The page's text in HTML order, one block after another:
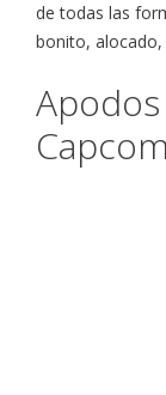
de todas las
bonito, alocado,